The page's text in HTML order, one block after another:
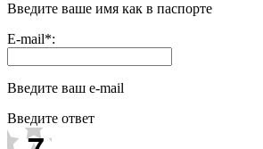
Введите ваше имя как в паспорте
E-mail*:
Введите ваш e-mail
Введите ответ